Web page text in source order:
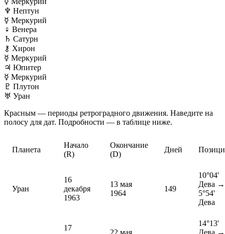
♆ Нептун
☿ Меркурий
♀ Венера
♄ Сатурн
⚷ Хирон
☿ Меркурий
♃ Юпитер
☿ Меркурий
♇ Плутон
♅ Уран
Красным — периоды ретроградного движения. Наведите на
полосу для дат. Подробности — в таблице ниже.
Планета
Начало
(R)
Окончание
(D)
Дней
Уран
16
декабря
1963
13 мая
1964
149
10°04'
Дева →
5°54'
Дева
17
14°13'